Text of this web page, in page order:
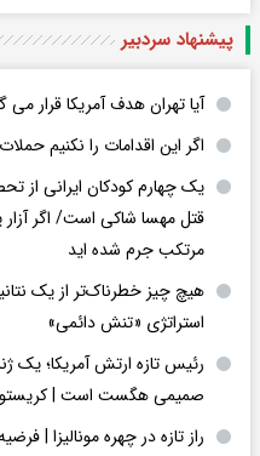
پیشنهاد سردبیر
آیا تهران هدف آمریکا قرار می
اگر این اقدامات را نکنیم
یک چهارم کودکان ایرانی از
قتل مهسا شاکی است/ اگر
مرتکب جرم شده اید
هیچ چیز خطرناک‌تر از یک
استراتژی «تنش دائمی»
رئیس تازه ارتش آمریکا؛ یک
صمیمی هگست است |
راز تازه در چهره مونالیزا |